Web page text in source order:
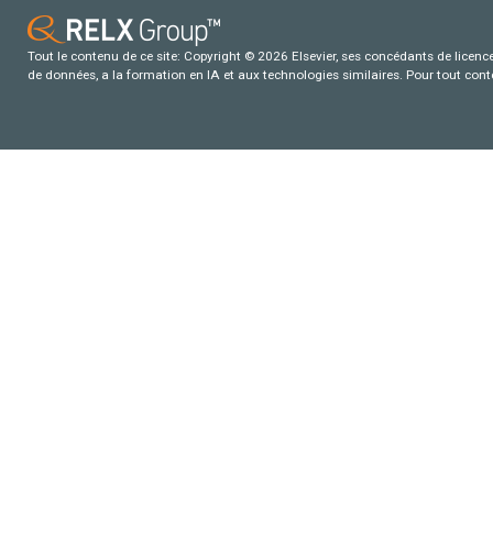
Tout le contenu de ce site: Copyright © 2026 Elsevier, ses concédants de
de données, a la formation en IA et aux technologies similaires. Pour tout